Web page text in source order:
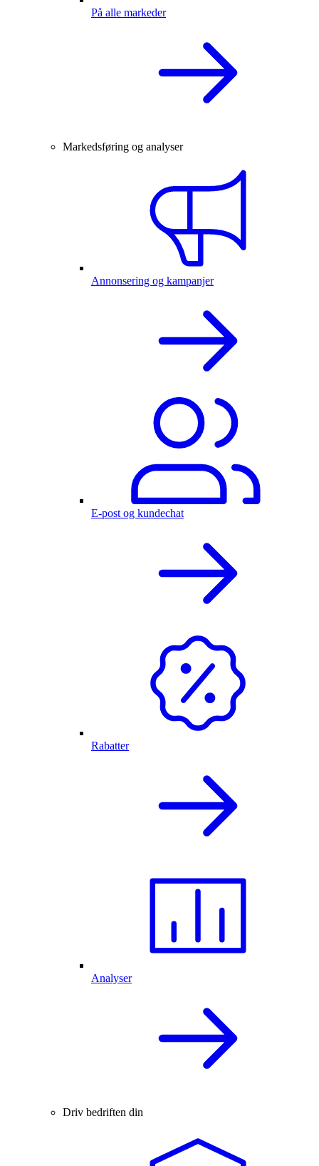
På alle markeder
Markedsføring og analyser
Annonsering og kampanjer
E-post og kundechat
Rabatter
Analyser
Driv bedriften din